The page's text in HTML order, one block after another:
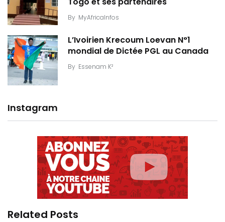
By MyAfricaInfos
L’Ivoirien Krecoum Loevan N°1
mondial de Dictée PGL au Canada
By Essenam K²
Instagram
Related Posts